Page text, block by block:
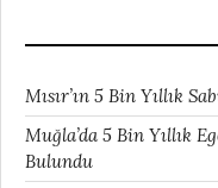
Mısır’ın 5 Bin Yıllık
Muğla’da 5 Bin Yıllık
Bulundu